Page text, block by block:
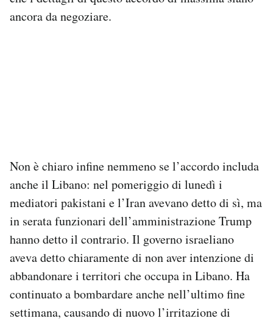
ancora da negoziare.
Non è chiaro infine nemmeno se l’accordo includa
anche il Libano: nel pomeriggio di lunedì i
mediatori pakistani e l’Iran avevano detto di sì, ma
in serata funzionari dell’amministrazione Trump
hanno detto il contrario. Il governo israeliano
aveva detto chiaramente di non aver intenzione di
abbandonare i territori che occupa in Libano. Ha
continuato a bombardare anche nell’ultimo fine
settimana, causando di nuovo l’irritazione di